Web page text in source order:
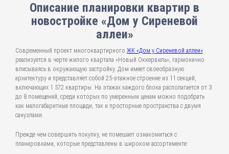
Описание планировки квартир в
новостройке «Дом у Сиреневой
аллеи»
Современный проект многоквартирного ЖК «Дом у Сиреневой аллеи»
реализуется в черте жилого квартала «Новый Оккервиль», гармонично
вписываясь в окружающую застройку. Дом имеет своеобразную
архитектуру и представляет собой 25-этажное строение из 11 секций,
включающих 1 572 квартиры. На этажах каждого блока располагается от 3
до 8 помещений, среди которых по умеренным ценам можно подобрать
как малогабаритные площади, так и просторные пространства с двумя
санузлами.
Прежде чем совершить покупку, не помешает ознакомиться с
планировками, которые представлены в широком ассортименте: